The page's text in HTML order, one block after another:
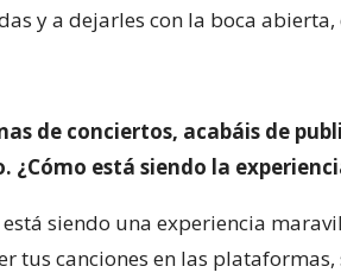
y a dejarles con la boca
de conciertos, acabáis de
¿Cómo está siendo la
siendo una experiencia
tus canciones en las